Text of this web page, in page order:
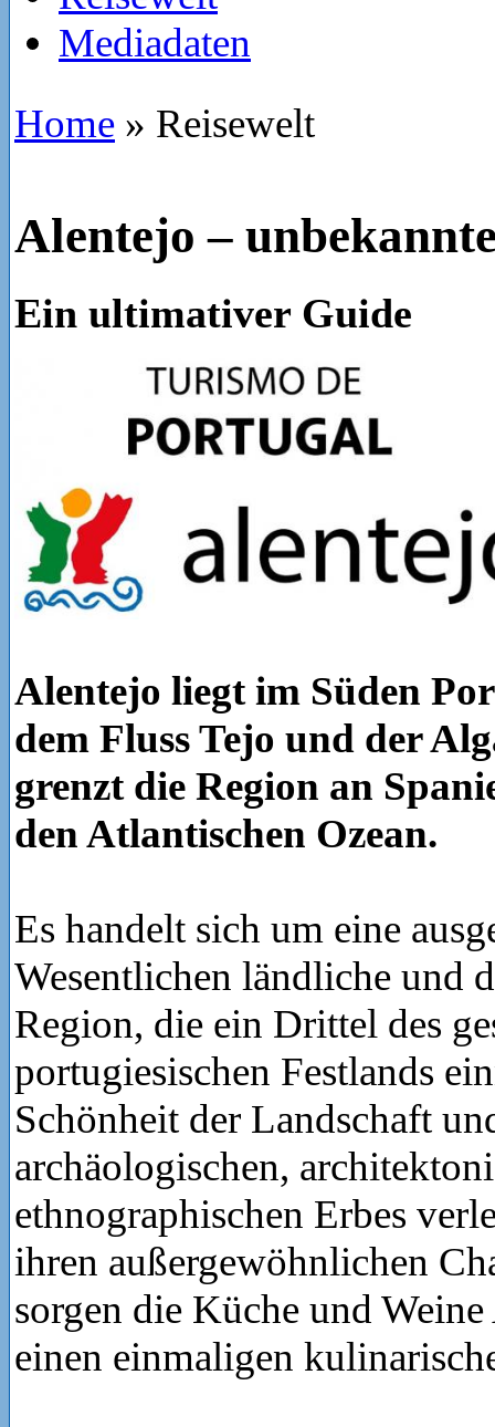
Mediadaten
Home » Reisewelt
Alentejo –
Ein ultimativer Guide
Alentejo liegt im Süden
dem Fluss Tejo und der
grenzt die Region an
den Atlantischen Ozean.
Es handelt sich um eine
Wesentlichen ländliche und
Region, die ein Drittel des
portugiesischen Festlands
Schönheit der Landschaft
archäologischen,
ethnographischen Erbes
ihren außergewöhnlichen
sorgen die Küche und
einen einmaligen